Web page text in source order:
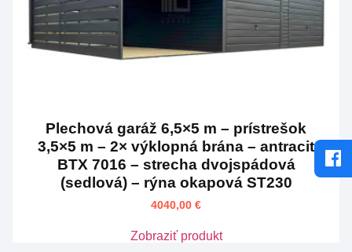
Plechová garáž 6,5×5 m – prístrešok
3,5×5 m – 2× výklopná brána – antracit
BTX 7016 – strecha dvojspádová
(sedlová) – rýna okapová ST230
4040,00 €
Zobraziť produkt